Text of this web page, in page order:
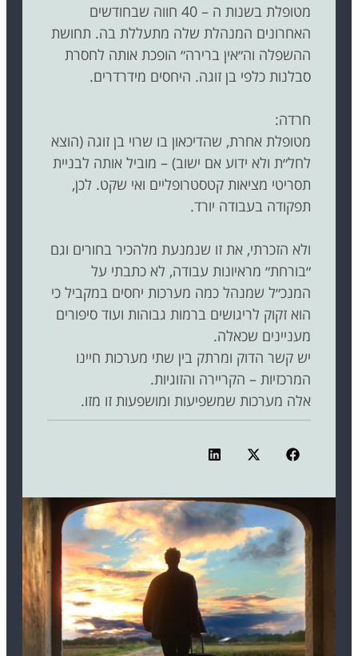
מטופלת בשנות ה – 40 חווה שבחודשים
האחרונים המנהלת שלה מתעללת בה. תחושת
ההשפלה וה״אין ברירה״ הופכת אותה לחסרת
סבלנות כלפי בן זוגה. היחסים מידרדרים.
חרדה:
מטופלת אחרת, שהדיכאון בו שרוי בן זוגה (הוצא
לחל״ת ולא ידוע אם ישוב) – מוביל אותה לבניית
תסריטי מציאות קטסטרופליים ואי שקט. לכן,
תפקודה בעבודה יורד.
ולא הזכרתי, את זו שנמנעת מלהכיר בחורים וגם
״בורחת״ מראיונות עבודה, לא כתבתי על
המנכ״ל שמנהל כמה מערכות יחסים במקביל כי
הוא זקוק לריגושים ברמות גבוהות ועוד סיפורים
מעניינים שכאלה.
יש קשר הדוק ומרתק בין שתי מערכות חיינו
המרכזיות – הקריירה והזוגיות.
אלה מערכות שמשפיעות ומושפעות זו מזו.